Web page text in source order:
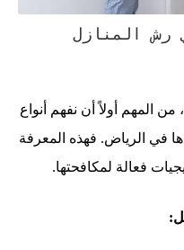
رش المنازل
المهم أولاً أن نفهم أنواع
في الرياض. فهذه المعرفة
فعالة لمكافحتها.